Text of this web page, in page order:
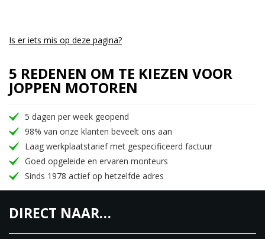
Is er iets mis op deze pagina?
5 REDENEN OM TE KIEZEN VOOR
JOPPEN MOTOREN
5 dagen per week geopend
98% van onze klanten beveelt ons aan
Laag werkplaatstarief met gespecificeerd factuur
Goed opgeleide en ervaren monteurs
Sinds 1978 actief op hetzelfde adres
DIRECT NAAR…